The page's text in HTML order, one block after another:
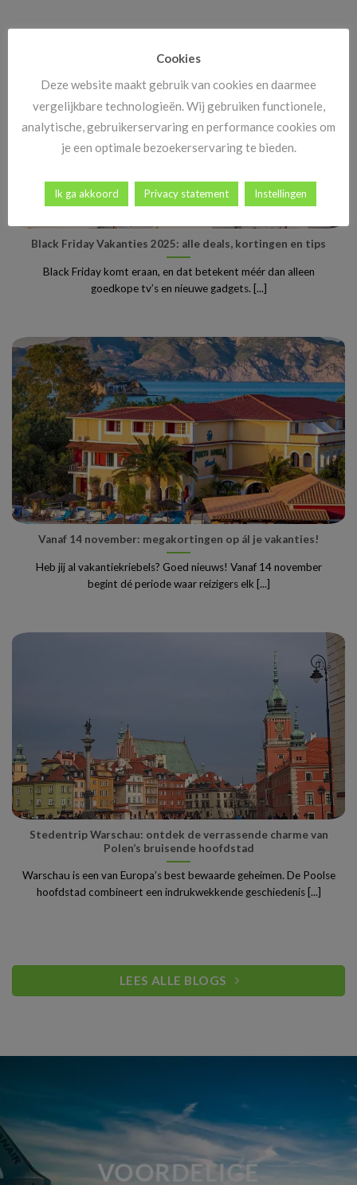
Black Friday Vakanties 2025: alle deals, kortingen en tips
Black Friday komt eraan, en dat betekent méér dan alleen
goedkope tv’s en nieuwe gadgets. [...]
Vanaf 14 november: megakortingen op ál je vakanties!
Heb jij al vakantiekriebels? Goed nieuws! Vanaf 14 november
begint dé periode waar reizigers elk [...]
Stedentrip Warschau: ontdek de verrassende charme van
Polen’s bruisende hoofdstad
Warschau is een van Europa’s best bewaarde geheimen. De Poolse
hoofdstad combineert een indrukwekkende geschiedenis [...]
LEES ALLE BLOGS
VOORDELIGE
Cookies
Deze website maakt gebruik van cookies en daarmee
vergelijkbare technologieën. Wij gebruiken functionele,
analytische, gebruikerservaring en performance cookies om
je een optimale bezoekerservaring te bieden.
Ik ga akkoord Privacy statement Instellingen